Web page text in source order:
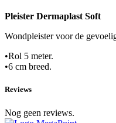
Pleister Dermaplast Soft
Wondpleister voor de
•Rol 5 meter.
•6 cm breed.
Reviews
Nog geen reviews.